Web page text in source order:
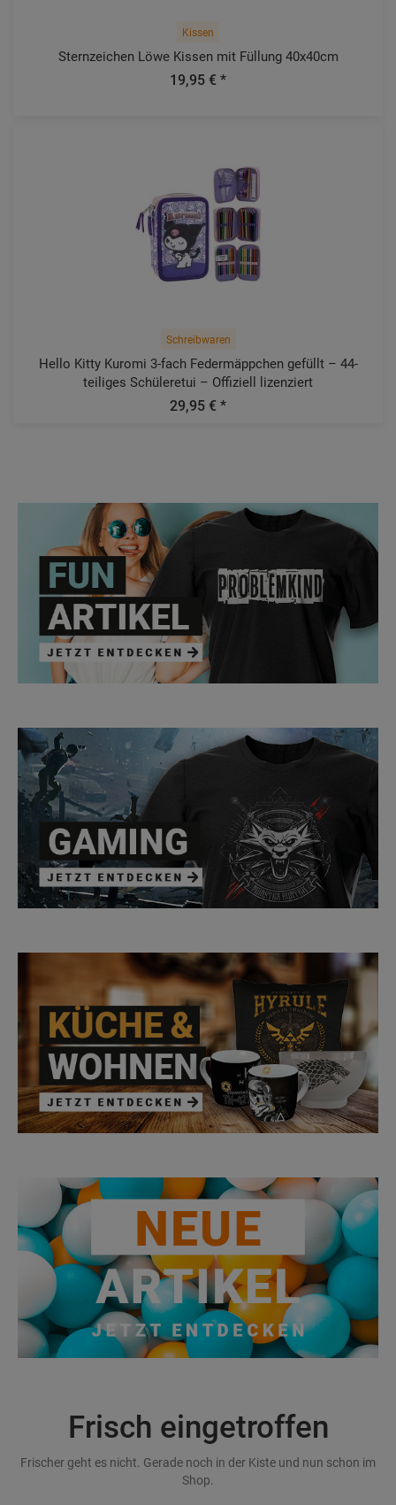
Kissen
Sternzeichen Löwe Kissen mit Füllung 40x40cm
19,95 € *
Schreibwaren
Hello Kitty Kuromi 3-fach Federmäppchen gefüllt – 44-
teiliges Schüleretui – Offiziell lizenziert
29,95 € *
Frisch eingetroffen
Frischer geht es nicht. Gerade noch in der Kiste und nun schon im
Shop.